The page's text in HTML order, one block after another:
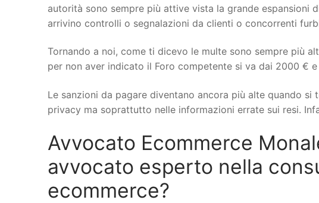
autorità sono sempre più attive vista la grande espansioni
arrivino controlli o segnalazioni da clienti o concorrenti
Tornando a noi, come ti dicevo le multe sono sempre più
per non aver indicato il Foro competente si va dai 2000 €
Le sanzioni da pagare diventano ancora più alte quando si
privacy ma soprattutto nelle informazioni errate sui resi.
Avvocato Ecommerce
avvocato esperto nella
ecommerce?